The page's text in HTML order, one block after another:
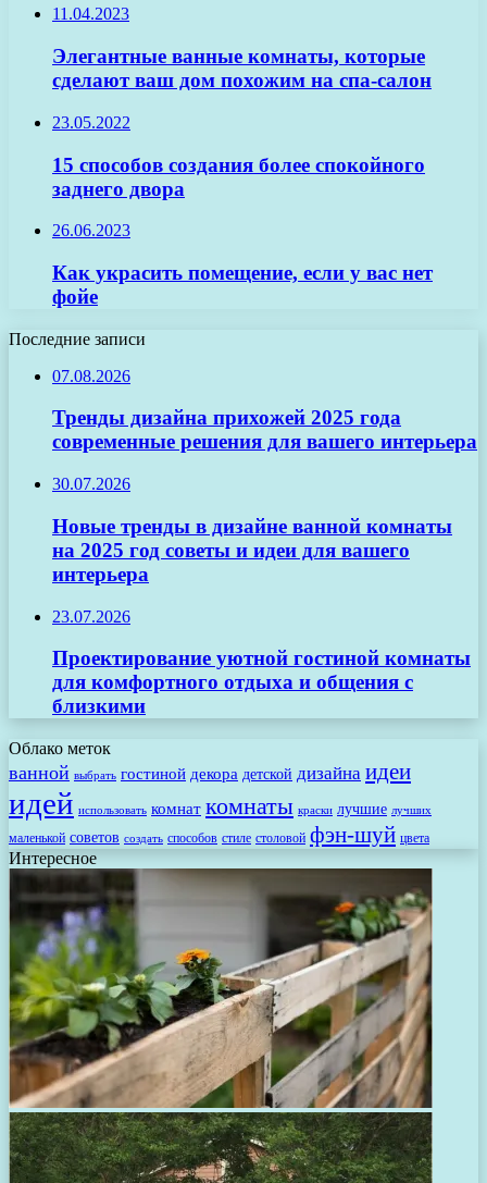
11.04.2023
Элегантные ванные комнаты, которые
сделают ваш дом похожим на спа-салон
23.05.2022
15 способов создания более спокойного
заднего двора
26.06.2023
Как украсить помещение, если у вас нет
фойе
Последние записи
07.08.2026
Тренды дизайна прихожей 2025 года
современные решения для вашего интерьера
30.07.2026
Новые тренды в дизайне ванной комнаты
на 2025 год советы и идеи для вашего
интерьера
23.07.2026
Проектирование уютной гостиной комнаты
для комфортного отдыха и общения с
близкими
Облако меток
ванной выбрать гостиной декора детской дизайна идеи
идей использовать комнат комнаты краски лучшие лучших
маленькой советов создать способов стиле столовой фэн-шуй цвета
Интересное